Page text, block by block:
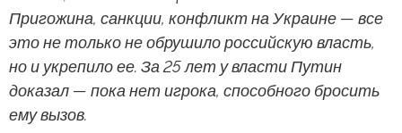
Пригожина, санкции, конфликт на Украине — все
это не только не обрушило российскую власть,
но и укрепило ее. За 25 лет у власти Путин
доказал — пока нет игрока, способного бросить
ему вызов.